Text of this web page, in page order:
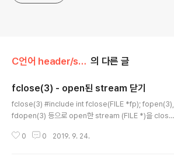
C언어 header/stdio.h 의 다른 글
fclose(3) - open된 stream 닫기
fclose(3) #include int fclose(FILE *fp); fopen(3),
fdopen(3) 등으로 open한 stream (FILE *)을 close
데이터를 fflush(3)를 호출하여 write하고 stream을 닫
0 0 2019. 9. 24.